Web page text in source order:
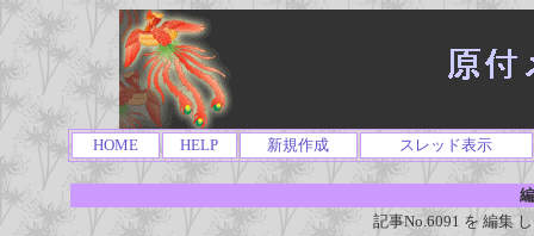
HOME HELP 新規作成 スレッド表示
記事No.6091 を 編集